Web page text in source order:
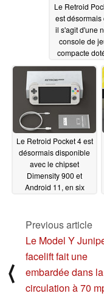
Le Retroid
est désormais
il s'agit d'une
console de
compacte
écran
08/23/
Le Retroid Pocket 4 est
désormais disponible
avec le chipset
Dimensity 900 et
Android 11, en six
⟨
Previous article
Le Model Y
facelift fait une
embardée dans la
circulation à 70